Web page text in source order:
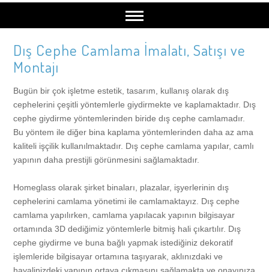
Anasayfa
Hizmetlerimiz
Pvc, Alüminyum Pencere Kapı İmalatı, Satışı ve Montajı
Pvc ve Alüminyum Doğrama Tamiri
Kapı Camı Tamiri
Ürün Model Galerisi
Referanslar
İletişim
Blog
Dış Cephe Camlama İmalatı, Satışı ve
Montajı
Bugün bir çok işletme estetik, tasarım, kullanış olarak dış
cephelerini çeşitli yöntemlerle giydirmekte ve kaplamaktadır. Dış
cephe giydirme yöntemlerinden biride dış cephe camlamadır.
Bu yöntem ile diğer bina kaplama yöntemlerinden daha az ama
kaliteli işçilik kullanılmaktadır. Dış cephe camlama yapılar, camlı
yapının daha prestijli görünmesini sağlamaktadır.
Homeglass olarak şirket binaları, plazalar, işyerlerinin dış
cephelerini camlama yönetimi ile camlamaktayız. Dış cephe
camlama yapılırken, camlama yapılacak yapının bilgisayar
ortamında 3D dediğimiz yöntemlerle bitmiş hali çıkartılır. Dış
cephe giydirme ve buna bağlı yapmak istediğiniz dekoratif
işlemleride bilgisayar ortamına taşıyarak, aklınızdaki ve